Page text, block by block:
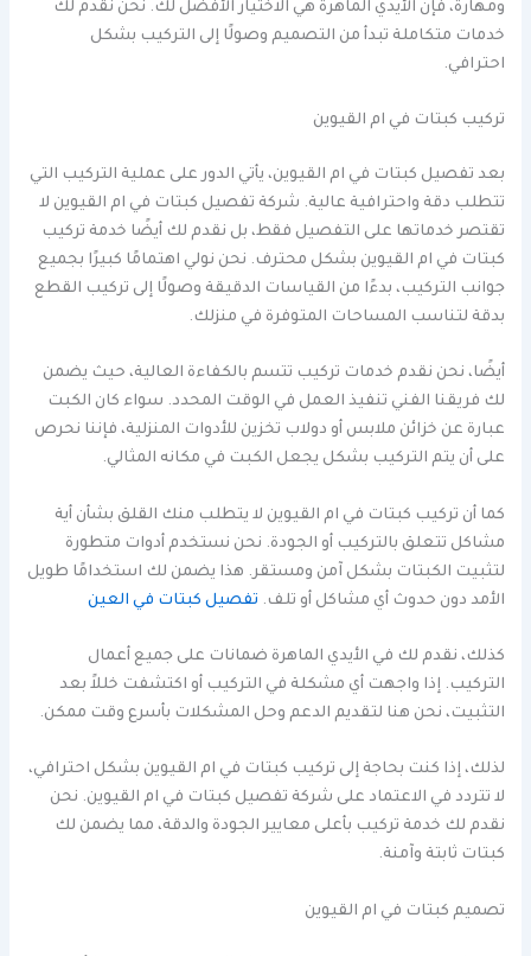
ومهارة، فإن الأيدي الماهرة هي الاختيار الأفضل لك. نحن نقدم لك
خدمات متكاملة تبدأ من التصميم وصولًا إلى التركيب بشكل
احترافي.
تركيب كبتات في ام القيوين
بعد تفصيل كبتات في ام القيوين، يأتي الدور على عملية التركيب التي
تتطلب دقة واحترافية عالية. شركة تفصيل كبتات في ام القيوين لا
تقتصر خدماتها على التفصيل فقط، بل نقدم لك أيضًا خدمة تركيب
كبتات في ام القيوين بشكل محترف. نحن نولي اهتمامًا كبيرًا بجميع
جوانب التركيب، بدءًا من القياسات الدقيقة وصولًا إلى تركيب القطع
بدقة لتناسب المساحات المتوفرة في منزلك.
أيضًا، نحن نقدم خدمات تركيب تتسم بالكفاءة العالية، حيث يضمن
لك فريقنا الفني تنفيذ العمل في الوقت المحدد. سواء كان الكبت
عبارة عن خزائن ملابس أو دولاب تخزين للأدوات المنزلية، فإننا نحرص
على أن يتم التركيب بشكل يجعل الكبت في مكانه المثالي.
كما أن تركيب كبتات في ام القيوين لا يتطلب منك القلق بشأن أية
مشاكل تتعلق بالتركيب أو الجودة. نحن نستخدم أدوات متطورة
لتثبيت الكبتات بشكل آمن ومستقر. هذا يضمن لك استخدامًا طويل
الأمد دون حدوث أي مشاكل أو تلف. تفصيل كبتات في العين
كذلك، نقدم لك في الأيدي الماهرة ضمانات على جميع أعمال
التركيب. إذا واجهت أي مشكلة في التركيب أو اكتشفت خللاً بعد
التثبيت، نحن هنا لتقديم الدعم وحل المشكلات بأسرع وقت ممكن.
لذلك، إذا كنت بحاجة إلى تركيب كبتات في ام القيوين بشكل احترافي،
لا تتردد في الاعتماد على شركة تفصيل كبتات في ام القيوين. نحن
نقدم لك خدمة تركيب بأعلى معايير الجودة والدقة، مما يضمن لك
كبتات ثابتة وآمنة.
تصميم كبتات في ام القيوين